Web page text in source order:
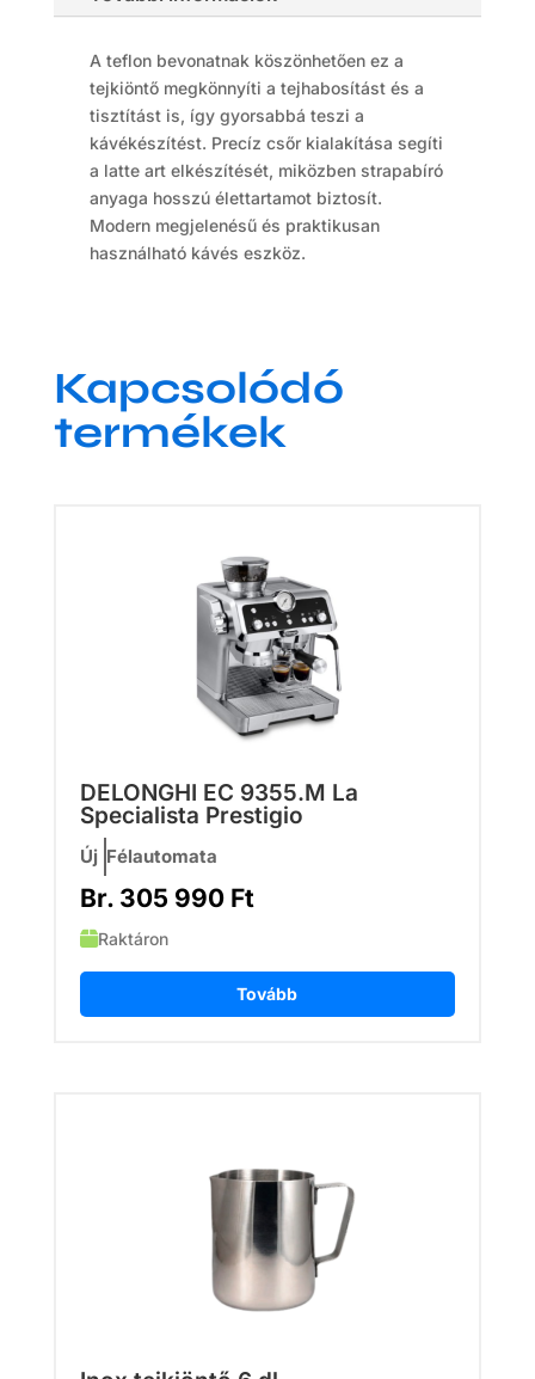
A teflon bevonatnak köszönhetően ez a
tejkiöntő megkönnyíti a tejhabosítást és a
tisztítást is, így gyorsabbá teszi a
kávékészítést. Precíz csőr kialakítása segíti
a latte art elkészítését, miközben strapabíró
anyaga hosszú élettartamot biztosít.
Modern megjelenésű és praktikusan
használható kávés eszköz.
Kapcsolódó
termékek
DELONGHI EC 9355.M La
Specialista Prestigio
Új Félautomata
Br. 305 990 Ft
Tovább
Raktáron